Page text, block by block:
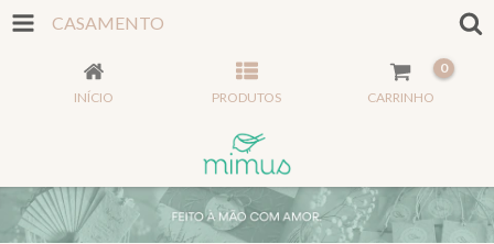
CASAMENTO
INÍCIO PRODUTOS CARRINHO
0